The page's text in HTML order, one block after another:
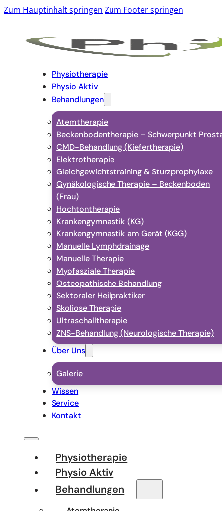
Zum Hauptinhalt springen Zum Footer springen
Physiotherapie
Physio Aktiv
Behandlungen
Atemtherapie
Beckenbodentherapie – Schwerpunkt
CMD-Behandlung (Kiefertherapie)
Elektrotherapie
Gleichgewichtstraining & Sturzprophylaxe
Gynäkologische Therapie – Beckenboden
(Frau)
Hochtontherapie
Krankengymnastik (KG)
Krankengymnastik am Gerät (KGG)
Manuelle Lymphdrainage
Manuelle Therapie
Myofasziale Therapie
Osteopathische Behandlung
Sektoraler Heilpraktiker
Skoliose Therapie
Ultraschalltherapie
ZNS-Behandlung (Neurologische Therapie)
Über Uns
Galerie
Wissen
Service
Kontakt
Physiotherapie
Physio Aktiv
Behandlungen